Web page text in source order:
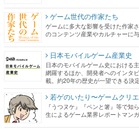
ゲーム世代の作家たち
ゲームに多大な影響を受けた作家
のコンテンツ産業やカルチャーに
日本モバイルゲーム産業史
日本のモバイルゲーム史における
網羅するほか、開発者へのインタ
載。約20年の歴史が一望できる決
若ゲのいたり〜ゲームクリ
『うつヌケ』『ペンと箸』等で知
生によるゲーム業界レポートマンガ